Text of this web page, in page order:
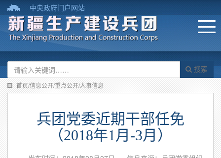
中央政府门户网站
搜索
首页/信息公开/重点公开/人事信息
兵团党委近期干部任免
（2018年1月-3月）